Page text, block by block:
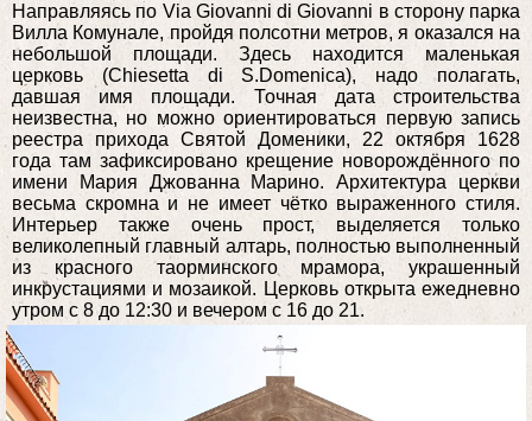
Направляясь по Via Giovanni di Giovanni в сторону парка
Вилла Комунале, пройдя полсотни метров, я оказался на
небольшой площади. Здесь находится маленькая
церковь (Chiesetta di S.Domenica), надо полагать,
давшая имя площади. Точная дата строительства
неизвестна, но можно ориентироваться первую запись
реестра прихода Святой Доменики, 22 октября 1628
года там зафиксировано крещение новорождённого по
имени Мария Джованна Марино. Архитектура церкви
весьма скромна и не имеет чётко выраженного стиля.
Интерьер также очень прост, выделяется только
великолепный главный алтарь, полностью выполненный
из красного таорминского мрамора, украшенный
инкрустациями и мозаикой. Церковь открыта ежедневно
утром с 8 до 12:30 и вечером с 16 до 21.